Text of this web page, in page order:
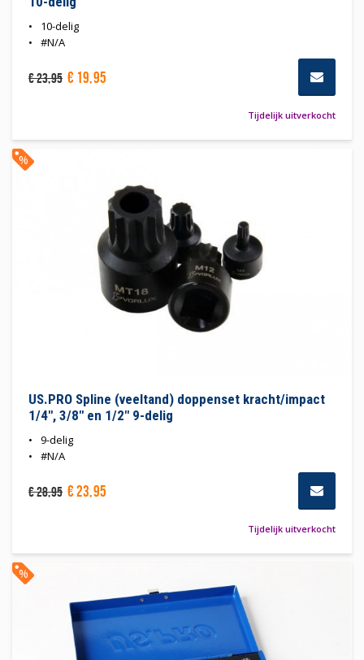
10-delig
#N/A
€23,95 € 19,95
Tijdelijk uitverkocht
US.PRO Spline (veeltand) doppenset kracht/impact
1/4", 3/8" en 1/2" 9-delig
9-delig
#N/A
€28,95 €23,95
Tijdelijk uitverkocht
%
%